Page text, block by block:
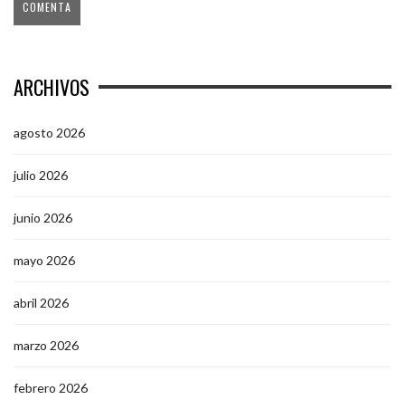
ARCHIVOS
agosto 2026
julio 2026
junio 2026
mayo 2026
abril 2026
marzo 2026
febrero 2026